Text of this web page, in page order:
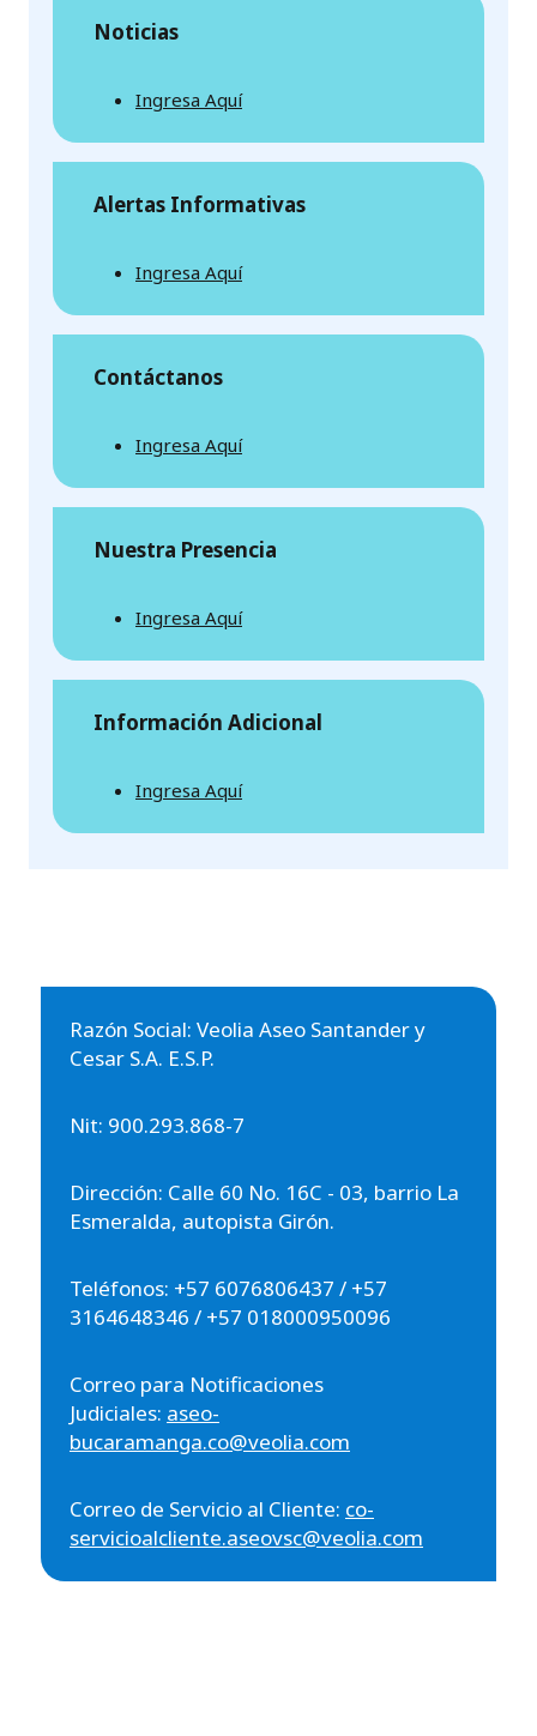
Noticias
Ingresa Aquí
Alertas Informativas
Ingresa Aquí
Contáctanos
Ingresa Aquí
Nuestra Presencia
Ingresa Aquí
Información Adicional
Ingresa Aquí
Razón Social: Veolia Aseo Santander y
Cesar S.A. E.S.P.
Nit: 900.293.868-7
Dirección: Calle 60 No. 16C - 03, barrio La
Esmeralda, autopista Girón.
Teléfonos: +57 6076806437 / +57
3164648346 / +57 018000950096
Correo para Notificaciones
Judiciales: aseo-
bucaramanga.co@veolia.com
Correo de Servicio al Cliente: co-
servicioalcliente.aseovsc@veolia.com